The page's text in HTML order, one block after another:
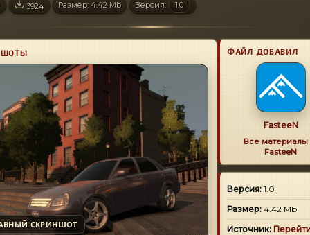
3924 Размер: 4.42 Mb Версия: 1.0
СКРИНШОТ
ФАЙЛ ДОБАВИЛ
FasteeN
Все материалы
FasteeN
Версия: 1.0
Размер: 4.42 Mb
Источник: